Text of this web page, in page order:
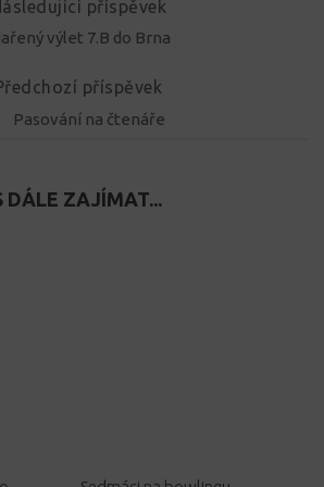
příspěvek
výlet 7.B do Brna
příspěvek
Pasování na čtenáře
DÁLE ZAJÍMAT...